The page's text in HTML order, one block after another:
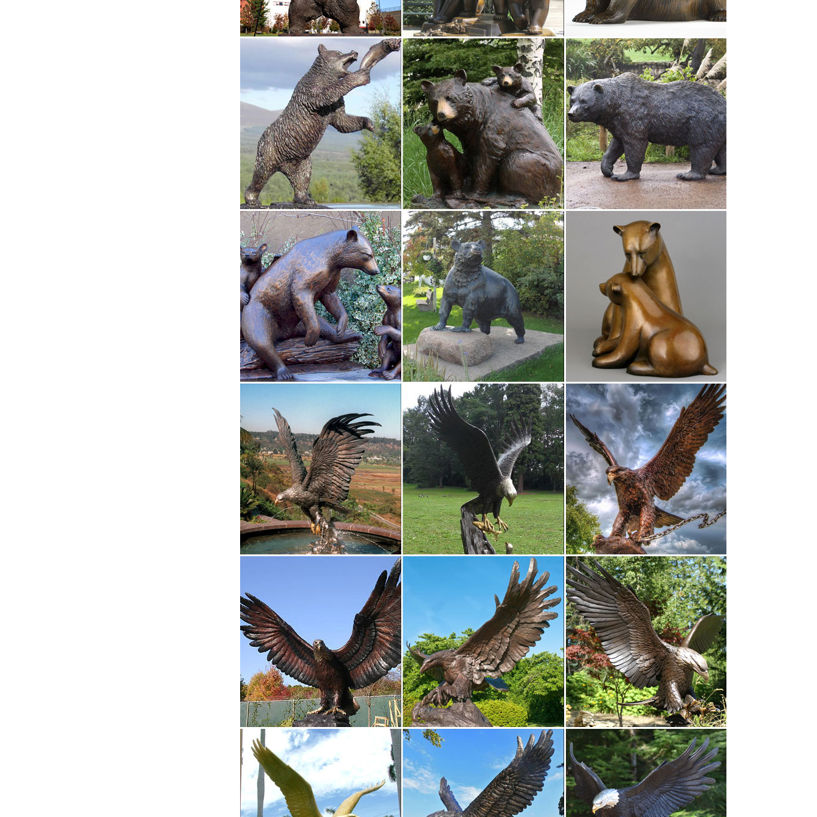
Конечно же, какой именно символ года собака стоит купить зависит в большей степени от Ваших предпочтений или желаний
получателя презента, однако в случае покупки статуэтки для интерьера стоит также обратить внимание на стиль дома или
квартиры того…
Символ 2018 года Собаки. Сувенир собака оптом Купить собаку…
Скидка 40% – символ года Собаки.Милый сувенир в виде брелока или статуэтки одинаково успешно презентуютКупить оптом
символику года Жёлтой собаки можно выгодно, потому что сейчас действует акция СКИДКА до 20% от цены на сайте.
Животные фэн-шуй – Фэн-Шуй магазин- сувениры фен-шуй…
Некоторые животные, например собака, используются для защиты дома.Жаба на слоне- талисман. который приносит в дом
удачу и достаток. Трехногая жаба с монеткой во рту наиболее популярный символ богатства фэн шуй.